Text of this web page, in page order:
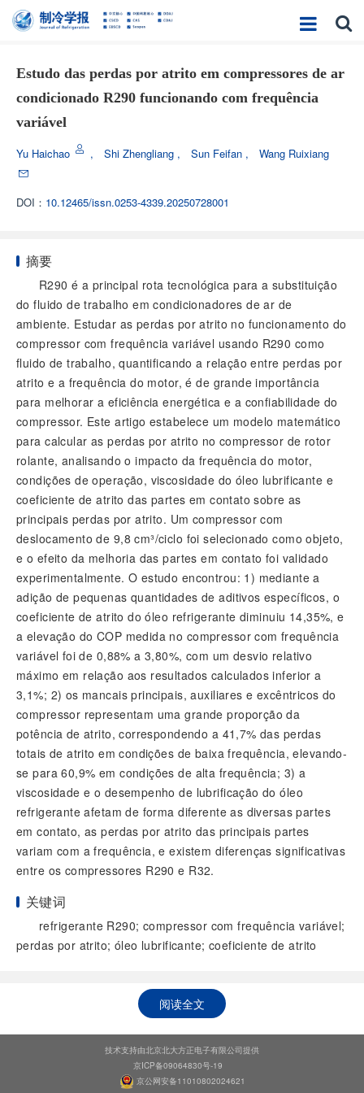
Estudo das perdas por atrito em compressores de ar
condicionado R290 funcionando com frequência
variável
Yu Haichao , Shi Zhengliang , Sun Feifan , Wang Ruixiang
DOI： 10.12465/issn.0253-4339.20250728001
摘要
R290 é a principal rota tecnológica para a substituição
do fluido de trabalho em condicionadores de ar de
ambiente. Estudar as perdas por atrito no funcionamento do
compressor com frequência variável usando R290 como
fluido de trabalho, quantificando a relação entre perdas por
atrito e a frequência do motor, é de grande importância
para melhorar a eficiência energética e a confiabilidade do
compressor. Este artigo estabelece um modelo matemático
para calcular as perdas por atrito no compressor de rotor
rolante, analisando o impacto da frequência do motor,
condições de operação, viscosidade do óleo lubrificante e
coeficiente de atrito das partes em contato sobre as
principais perdas por atrito. Um compressor com
deslocamento de 9,8 cm³/ciclo foi selecionado como objeto,
e o efeito da melhoria das partes em contato foi validado
experimentalmente. O estudo encontrou: 1) mediante a
adição de pequenas quantidades de aditivos específicos, o
coeficiente de atrito do óleo refrigerante diminuiu 14,35%, e
a elevação do COP medida no compressor com frequência
variável foi de 0,88% a 3,80%, com um desvio relativo
máximo em relação aos resultados calculados inferior a
3,1%; 2) os mancais principais, auxiliares e excêntricos do
compressor representam uma grande proporção da
potência de atrito, correspondendo a 41,7% das perdas
totais de atrito em condições de baixa frequência, elevando-
se para 60,9% em condições de alta frequência; 3) a
viscosidade e o desempenho de lubrificação do óleo
refrigerante afetam de forma diferente as diversas partes
em contato, as perdas por atrito das principais partes
variam com a frequência, e existem diferenças significativas
entre os compressores R290 e R32.
关键词
refrigerante R290; compressor com frequência variável;
perdas por atrito; óleo lubrificante; coeficiente de atrito
阅读全文
技术支持由北京北大方正电子有限公司提供
京ICP备09064830号-19
京公网安备11010802024621